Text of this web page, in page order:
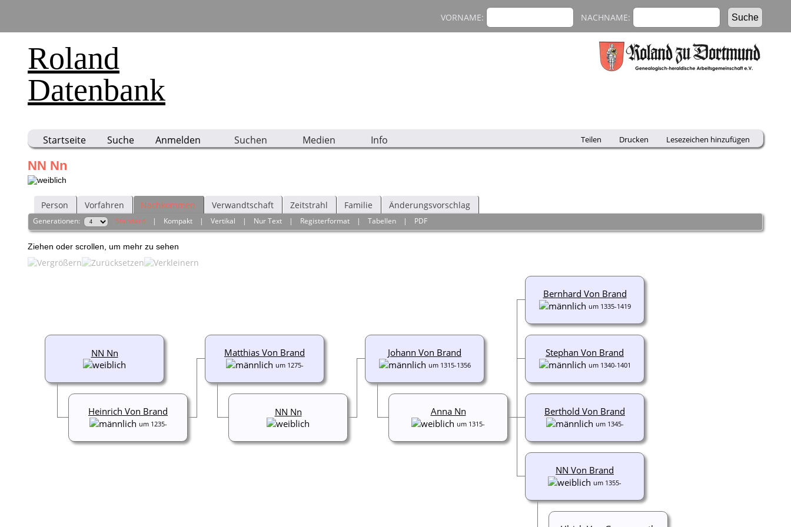
Roland
Datenbank
VORNAME: NACHNAME:
Startseite Suche Anmelden Suchen Medien Info Teilen Drucken Lesezeichen hinzufügen
NN Nn
Person Vorfahren Nachkommen Verwandtschaft Zeitstrahl Familie Änderungsvorschlag
Generationen: Standard | Kompakt |Vertikal | Nur Text | Registerformat |Tabellen | PDF
Ziehen oder scrollen, um mehr zu sehen
Bernhard Von Brand
um 1335-1419
Stephan Von Brand
um 1340-1401
Berthold Von Brand
um 1345-
NN Von Brand
um 1355-
Johann Von Brand
um 1315-1356
Anna Nn
um 1315-
Matthias Von Brand
um 1275-
NN Nn
NN Nn
Heinrich Von Brand
um 1235-